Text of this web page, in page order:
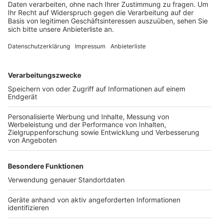
ermöglichen. Die Zahl der geförderten
Teilnehmerinnen und Teilnehmer habe sich bereits
verdoppelt. „Wir müssen den Weg entschlossen
weitergehen“, sagte Wüst uns. Gerade die direkte
Anzeige
Besuch, der erschüttert
Anzeige
Auch persönlich habe ihn der Besuch erschüttert.
Besonders die Dimension des Lagers Birkenau und
„dieser Zynismus“, der in Auschwitz sichtbar werde,
hätten ihn bewegt. „Es hat mich heute teilweise
angefasst, erschüttert an Stellen, wo ich nicht damit